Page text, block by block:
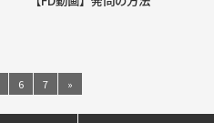
6 7 »